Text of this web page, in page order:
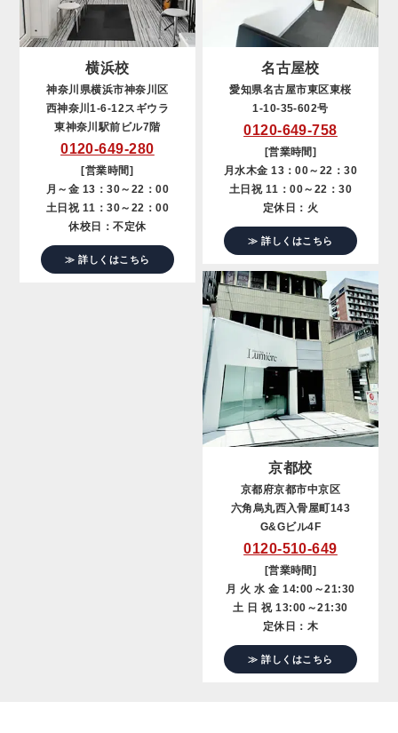
横浜校
神奈川県横浜市神奈川区
西神奈川1-6-12スギウラ
東神奈川駅前ビル7階
0120-649-280
[営業時間]
月～金 13：30～22：00
土日祝 11：30～22：00
休校日：不定休
≫ 詳しくはこちら
名古屋校
愛知県名古屋市東区東桜
1-10-35-602号
0120-649-758
[営業時間]
月水木金 13：00～22：30
土日祝 11：00～22：30
定休日：火
≫ 詳しくはこちら
京都校
京都府京都市中京区
六角烏丸西入骨屋町143
G&Gビル4F
0120-510-649
[営業時間]
月 火 水 金 14:00～21:30
土 日 祝 13:00～21:30
定休日：木
≫ 詳しくはこちら